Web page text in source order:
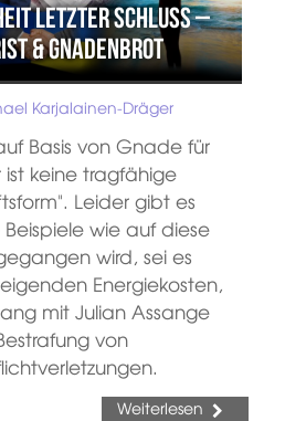
letzter Schluss –
& Gnadenbrot
Karjalainen-Dräger
Basis von Gnade für
ist keine tragfähige
Leider gibt es
wie auf diese
wird, sei es
Energiekosten,
mit Julian Assange
von
Weiterlesen